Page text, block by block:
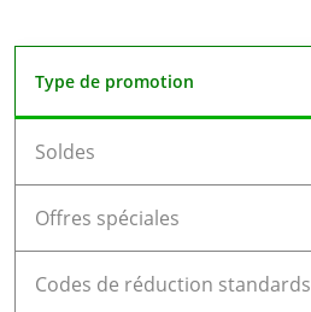
Type de promotion
Soldes
Offres spéciales
Codes de réduction standards